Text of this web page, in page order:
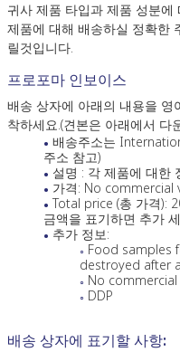
귀사 제품 타입과 제품 성분에
제품에 대해 배송하실 정확한
릴것입니다.
프로포마 인보이스
배송 상자에 아래의 내용을 영
착하세요.(견본은 아래에서 다
배송주소는
주소 참고)
설명 : 각 제품에 대한
가격: No commercial
Total price (총 가격):
금액을 표기하면 추가
추가 정보:
Food samples
destroyed after
No commercial
DDP
배송 상자에 표기할 사항: